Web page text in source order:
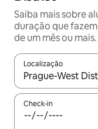
Saiba mais sobre
duração que
de um mês ou mais.
Localização
Quando os
Check-in